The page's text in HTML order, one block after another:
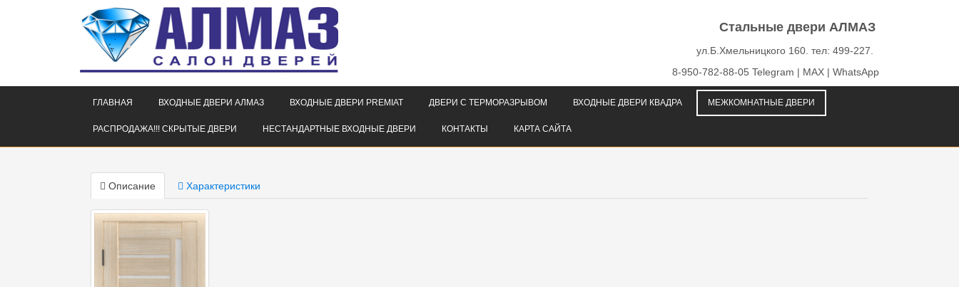
Стальные двери АЛМАЗ
ул.Б.Хмельницкого 160. тел: 499-227.
8-950-782-88-05 Telegram | MAX | WhatsApp
ГЛАВНАЯ ВХОДНЫЕ ДВЕРИ АЛМАЗ ВХОДНЫЕ ДВЕРИ PREMIAT ДВЕРИ С ТЕРМОРАЗРЫВОМ ВХОДНЫЕ ДВЕРИ КВАДРА МЕЖКОМНАТНЫЕ ДВЕРИ
РАСПРОДАЖА!!! СКРЫТЫЕ ДВЕРИ НЕСТАНДАРТНЫЕ ВХОДНЫЕ ДВЕРИ КОНТАКТЫ КАРТА САЙТА
Описание Характеристики